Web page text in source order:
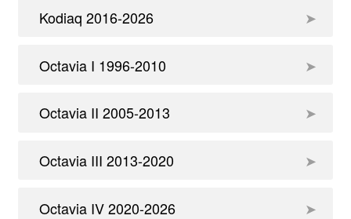
Kodiaq 2016-2026
Octavia I 1996-2010
Octavia II 2005-2013
Octavia III 2013-2020
Octavia IV 2020-2026